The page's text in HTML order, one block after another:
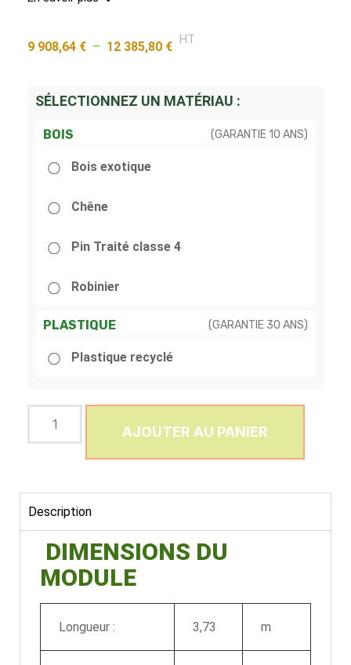
9 908,64 € – 12 385,80 € HT
SÉLECTIONNEZ UN MATÉRIAU :
BOIS (GARANTIE 10 ANS)
Bois exotique
Chêne
Pin Traité classe 4
Robinier
PLASTIQUE (GARANTIE 30 ANS)
Plastique recyclé
AJOUTER AU PANIER
Description
DIMENSIONS DU
MODULE
Longueur : 3,73 m